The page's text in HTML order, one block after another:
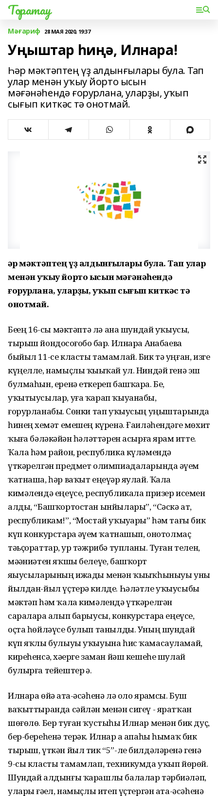
Торатау
Мәғариф 28 МАЯ 2020, 19:37
Уңыштар һиңә, Илнара!
Һәр мәктәптең үҙ алдынғылары була. Тап
улар менән уҡыу йорто ысын
мәғәнәһендә ғорурлана, уларҙы, уҡып
сығып киткәс тә онотмай.
Һәр мәктәптең үҙ алдынғылары була. Тап улар
менән уҡыу йорто ысын мәғәнәһендә
ғорурлана, уларҙы, уҡып сығып киткәс тә
онотмай.
Беҙҙең 16-сы мәктәптә лә ана шундай уҡыусы,
тырыш йондоҙсоғобоҙ бар. Илнара Аҙнабаева
быйыл 11-се класты тамамлай. Бик тә уңған, изге
күңелле, намыҫлы ҡыҙыҡай ул. Ниндәй генә эш
булмаһын, еренә еткереп башҡара. Беҙ,
уҡытыусылар, уға ҡарап ҡыуанабыҙ,
ғорурланабыҙ. Сөнки тап уҡыусың уңыштарында
һинең хеҙмәт емешең күренә. Ғаиләһендәге мөхит
ҡыҙға бәләкәйҙән һәләттәрен асырға ярҙам итте.
Ҡала һәм район, республика күләмендә
үткәрелгән предмет олимпиадаларында әүҙем
ҡатнаша, һәр ваҡыт еңеүҙәр яулай. Ҡала
кимәлендә еңеүсе, республикала призер исемен
алды, “Башҡортостан ынйылары”, “Сәскә ат,
республикам!”, “Мостай уҡыуҙары” һәм тағы бик
күп конкурстарҙа әүҙем ҡатнашып, онотолмаҫ
тәьҫораттар, ҙур тәжрибә тупланы. Туған телен,
мәҙәниәтен яҡшы белеүе, башҡорт
яҙыусыларының ижады менән ҡыҙыҡһыныуы уны
йылдан-йыл үҫтерә килде. Һәләтле уҡыусыбыҙ
мәктәп һәм ҡала кимәлендә үткәрелгән
сараларҙа алып барыусы, конкурстарҙа еңеүсе,
оҫта һөйләүсе булып танылды. Уның шундай
күп яҡлы булыуы уҡыуына һис ҡамасауламай,
киреһенсә, хәҙерге заман йәш кешеһе шулай
булырға тейештер ҙә.
Илнара өйҙә ата-әсәһенә лә оло ярҙамсы. Буш
ваҡыттыранда сәйлән менән сигеү - яратҡан
шөғөлө. Бер туған ҡустыһы Илнар менән бик дуҫ,
бер-береһенә терәк. Илнар ҙа апаһы һымаҡ бик
тырыш, үткән йыл тик “5”-ле билдәләренә генә
9-сы класты тамамлап, техникумда уҡып йөрөй.
Шундай алдынғы ҡарашлы балалар тәрбиәләп,
уларҙы ғәҙел, намыҫлы итеп үҫтергән ата-әсәһенә